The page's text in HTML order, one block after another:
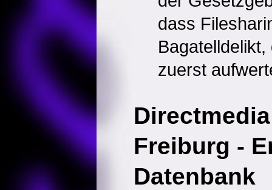
dass
zuerst
Freiburg -
Datenbank